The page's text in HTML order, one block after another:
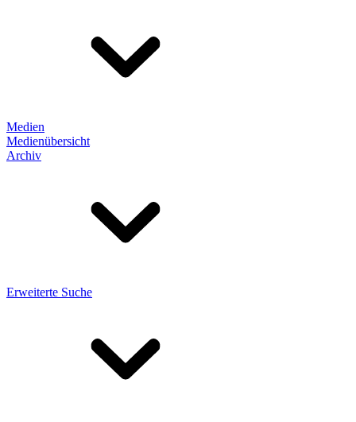
Medien
Medienübersicht
Archiv
Erweiterte Suche